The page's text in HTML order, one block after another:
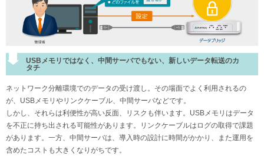
USBメモリではなく、中間サーバでもない、新しいデータ転送のカ
タチ
ネットワーク分離環境でのデータの受け渡し。その場面でよく利用されるの
が、USBメモリやリンクケーブル、中間サーバなどです。
しかし、それらは利便性が高い反面、リスクも伴います。USBメモリはデータ
を不正に持ち出される可能性があります。リンクケーブルはログの取得で課題
があります。一方、中間サーバは、導入時の設計に時間がかかり、また運用を
含めたコストも大きくなりがちです。